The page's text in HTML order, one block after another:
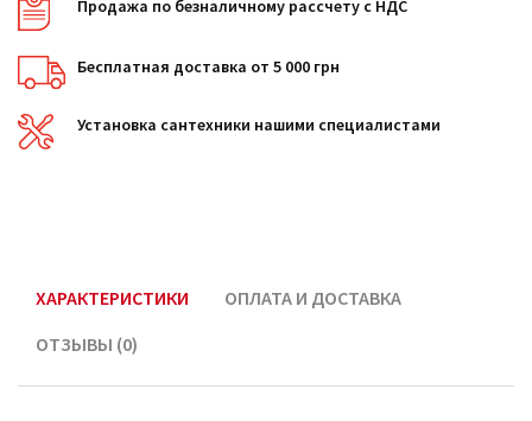
Продажа по безналичному рассчету с НДС
Бесплатная доставка от 5 000 грн
Установка сантехники нашими специалистами
ХАРАКТЕРИСТИКИ
ОПЛАТА И ДОСТАВКА
ОТЗЫВЫ (0)